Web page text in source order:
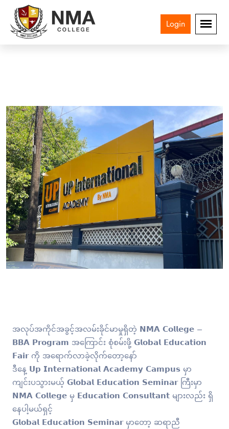
Login
အလုပ်အကိုင်အခွင့်အလမ်းခိုင်မာမှုရှိတဲ့ 𝗡𝗠𝗔 𝗖𝗼𝗹𝗹𝗲𝗴𝗲 –
𝗕𝗕𝗔 𝗣𝗿𝗼𝗴𝗿𝗮𝗺 အကြောင်း စုံစမ်းဖို့ 𝗚𝗹𝗼𝗯𝗮𝗹 𝗘𝗱𝘂𝗰𝗮𝘁𝗶𝗼𝗻
𝗙𝗮𝗶𝗿 ကို အရောက်လာခဲ့လိုက်တော့နော်
ဒီနေ့ 𝗨𝗽 𝗜𝗻𝘁𝗲𝗿𝗻𝗮𝘁𝗶𝗼𝗻𝗮𝗹 𝗔𝗰𝗮𝗱𝗲𝗺𝘆 𝗖𝗮𝗺𝗽𝘂𝘀 မှာ
ကျင်းပသွားမယ့် 𝗚𝗹𝗼𝗯𝗮𝗹 𝗘𝗱𝘂𝗰𝗮𝘁𝗶𝗼𝗻 𝗦𝗲𝗺𝗶𝗻𝗮𝗿 ကြီးမှာ
𝗡𝗠𝗔 𝗖𝗼𝗹𝗹𝗲𝗴𝗲 မှ 𝗘𝗱𝘂𝗰𝗮𝘁𝗶𝗼𝗻 𝗖𝗼𝗻𝘀𝘂𝗹𝘁𝗮𝗻𝘁 များလည်း ရှိ
နေပါ့မယ်ရှင့်
𝗚𝗹𝗼𝗯𝗮𝗹 𝗘𝗱𝘂𝗰𝗮𝘁𝗶𝗼𝗻 𝗦𝗲𝗺𝗶𝗻𝗮𝗿 မှာတော့ ဆရာညီ